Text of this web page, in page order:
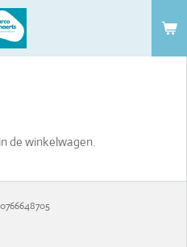
de winkelwagen.